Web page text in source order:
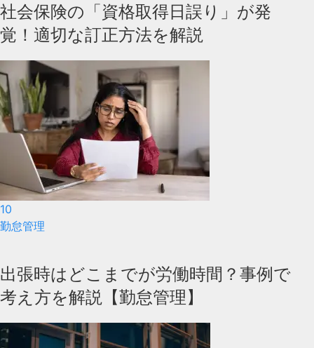
社会保険の「資格取得日誤り」が発
覚！適切な訂正方法を解説
10
勤怠管理
出張時はどこまでが労働時間？事例で
考え方を解説【勤怠管理】